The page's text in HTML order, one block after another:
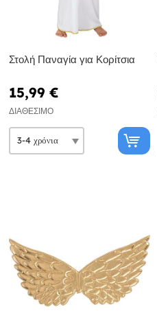
Στολή Παναγία για Κορίτσια
15,99 €
ΔΙΑΘΈΣΙΜΟ